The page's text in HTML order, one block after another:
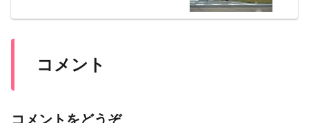
コメント
コメントをどうぞ